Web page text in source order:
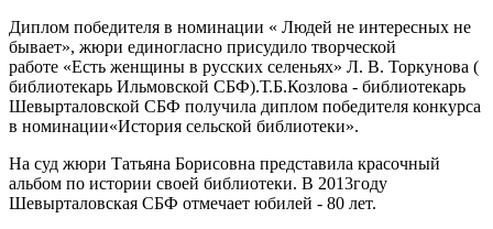
Диплом победителя в номинации « Людей не интересных не
бывает», жюри единогласно присудило творческой
работе «Есть женщины в русских селеньях» Л. В. Торкунова (
библиотекарь Ильмовской СБФ).Т.Б.Козлова - библиотекарь
Шевырталовской СБФ получила диплом победителя конкурса
в номинации«История сельской библиотеки».
На суд жюри Татьяна Борисовна представила красочный
альбом по истории своей библиотеки. В 2013году
Шевырталовская СБФ отмечает юбилей - 80 лет.